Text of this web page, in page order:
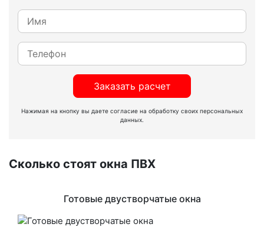
Заказать расчет
Нажимая на кнопку вы даете согласие на обработку своих персональных
данных.
Сколько стоят окна ПВХ
Готовые двустворчатые окна